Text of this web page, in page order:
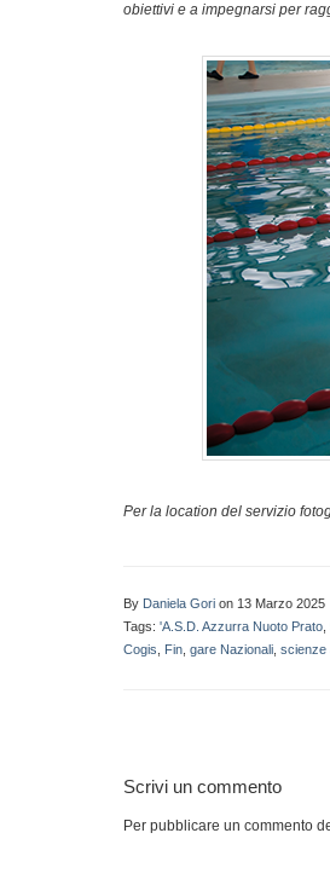
obiettivi e a impegnarsi per
Per la location del servizio
By Daniela Gori on 13 Marzo 2025
Tags: 'A.S.D. Azzurra Nuoto Prato
Cogis
Fin gare Nazionali scienze
Scrivi un commento
Per pubblicare un commento